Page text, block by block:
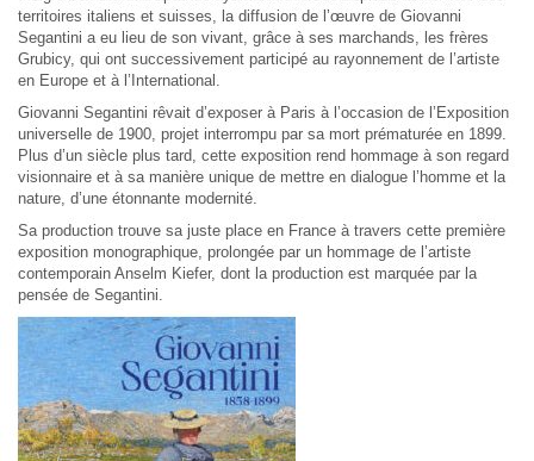
territoires italiens et suisses, la diffusion de l’œuvre de Giovanni
Segantini a eu lieu de son vivant, grâce à ses marchands, les frères
Grubicy, qui ont successivement participé au rayonnement de l’artiste
en Europe et à l’International.
Giovanni Segantini rêvait d’exposer à Paris à l’occasion de l’Exposition
universelle de 1900, projet interrompu par sa mort prématurée en 1899.
Plus d’un siècle plus tard, cette exposition rend hommage à son regard
visionnaire et à sa manière unique de mettre en dialogue l’homme et la
nature, d’une étonnante modernité.
Sa production trouve sa juste place en France à travers cette première
exposition monographique, prolongée par un hommage de l’artiste
contemporain Anselm Kiefer, dont la production est marquée par la
pensée de Segantini.